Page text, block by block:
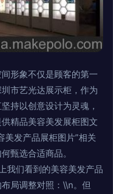
形象不仅是顾客的第一
市艺光达展示柜，作为
持以创意设计为灵魂，
精品美容美发展柜图文
美发产品展柜图片”相关
甄选合适商品。
我们看到的美容美发产品
局调整对照：\\n。但